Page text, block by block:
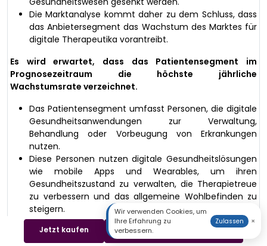
Die Marktanalyse kommt daher zu dem Schluss, dass
das Anbietersegment das Wachstum des Marktes für
digitale Therapeutika vorantreibt.
Es wird erwartet, dass das Patientensegment im
Prognosezeitraum die höchste jährliche
Wachstumsrate verzeichnet.
Das Patientensegment umfasst Personen, die digitale
Gesundheitsanwendungen zur Verwaltung,
Behandlung oder Vorbeugung von Erkrankungen
nutzen.
Diese Personen nutzen digitale Gesundheitslösungen
wie mobile Apps und Wearables, um ihren
Gesundheitszustand zu verwalten, die Therapietreue
zu verbessern und das allgemeine Wohlbefinden zu
steigern.
Dieses Wachstum ist auf die steigende
Patientennachfrage nach digitalen
Jetzt kaufen Beispiel herunterladen
Wir verwenden Cookies, um
Ihre Erfahrung zu
verbessern.
Zulassen ×